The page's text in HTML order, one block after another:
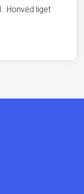
Honvéd liget